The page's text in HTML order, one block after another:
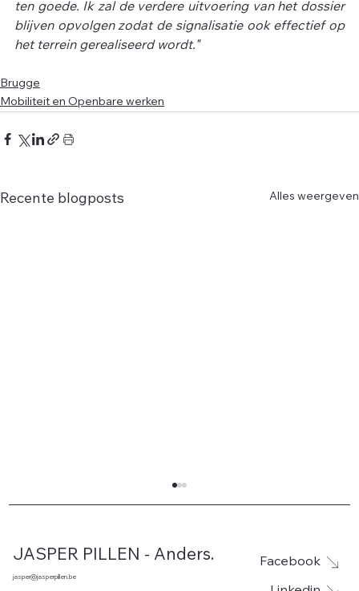
ten goede. Ik zal de verdere uitvoering van het dossier
blijven opvolgen zodat de signalisatie ook effectief op
het terrein gerealiseerd wordt."
Brugge
Mobiliteit en Openbare werken
Recente blogposts Alles weergeven
JASPER PILLEN - Anders.
jasper@jasperpillen.be
Facebook